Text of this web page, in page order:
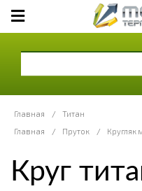
Главная /
Титан
Главная
/ Пруток / Кругляк
Круг